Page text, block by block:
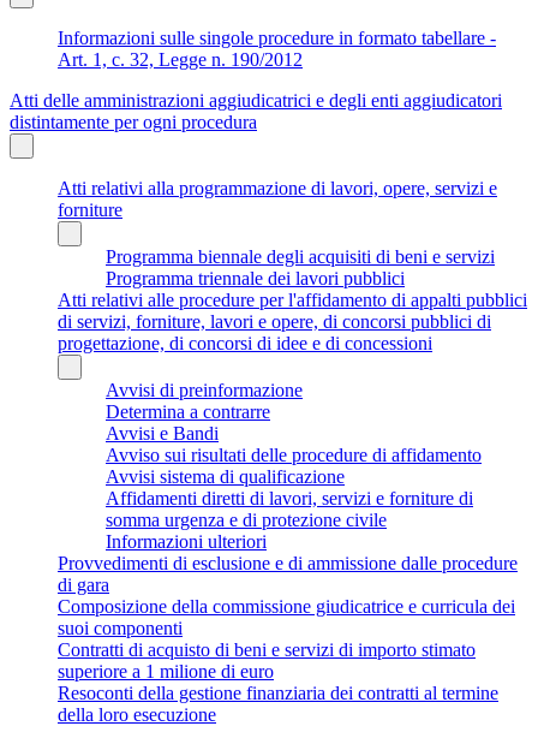
Informazioni sulle singole procedure in formato tabellare -
Art. 1, c. 32, Legge n. 190/2012
Atti delle amministrazioni aggiudicatrici e degli enti aggiudicatori
distintamente per ogni procedura
Atti relativi alla programmazione di lavori, opere, servizi e
forniture
Programma biennale degli acquisiti di beni e servizi
Programma triennale dei lavori pubblici
Atti relativi alle procedure per l'affidamento di appalti pubblici
di servizi, forniture, lavori e opere, di concorsi pubblici di
progettazione, di concorsi di idee e di concessioni
Avvisi di preinformazione
Determina a contrarre
Avvisi e Bandi
Avviso sui risultati delle procedure di affidamento
Avvisi sistema di qualificazione
Affidamenti diretti di lavori, servizi e forniture di
somma urgenza e di protezione civile
Informazioni ulteriori
Provvedimenti di esclusione e di ammissione dalle procedure
di gara
Composizione della commissione giudicatrice e curricula dei
suoi componenti
Contratti di acquisto di beni e servizi di importo stimato
superiore a 1 milione di euro
Resoconti della gestione finanziaria dei contratti al termine
della loro esecuzione